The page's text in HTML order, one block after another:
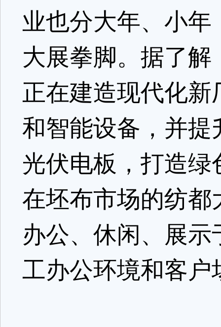
业也分大年、小
大展拳脚。据了
正在建造现代化
和智能设备，并
光伏电板，打造
在坯布市场的纺
办公、休闲、展
工办公环境和客户